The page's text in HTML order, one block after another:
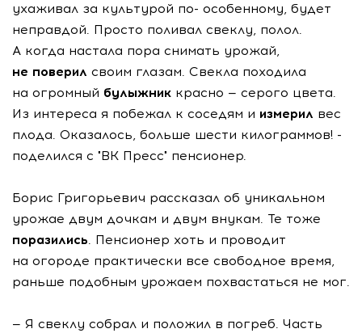
ухаживал за культурой по- особенному, будет
неправдой. Просто поливал свеклу, полол.
А когда настала пора снимать урожай,
не поверил своим глазам. Свекла походила
на огромный булыжник красно — серого цвета.
Из интереса я побежал к соседям и измерил вес
плода. Оказалось, больше шести килограммов! -
поделился с "ВК Пресс" пенсионер.
Борис Григорьевич рассказал об уникальном
урожае двум дочкам и двум внукам. Те тоже
поразились. Пенсионер хоть и проводит
на огороде практически все свободное время,
раньше подобным урожаем похвастаться не мог.
— Я свеклу собрал и положил в погреб. Часть